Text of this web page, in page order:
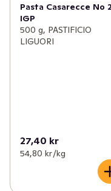
Pasta Casarecce No
IGP
500 g, PASTIFICIO
LIGUORI
27,40 kr
54,80 kr /kg